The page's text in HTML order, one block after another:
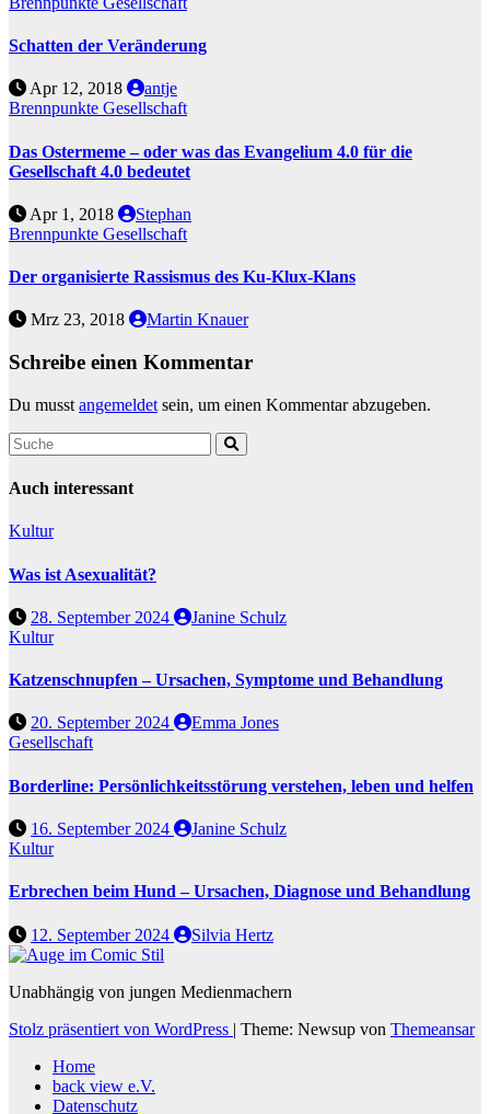
Schatten der Veränderung
Apr 12, 2018
antje
Brennpunkte Gesellschaft
Das Ostermeme – oder was das Evangelium 4.0 für die
Gesellschaft 4.0 bedeutet
Apr 1, 2018
Stephan
Brennpunkte Gesellschaft
Der organisierte Rassismus des Ku-Klux-Klans
Mrz 23, 2018 Martin Knauer
Schreibe einen Kommentar
Du musst angemeldet sein, um einen Kommentar abzugeben.
Auch interessant
Kultur
Was ist Asexualität?
28. September 2024
Janine Schulz
Kultur
Katzenschnupfen – Ursachen, Symptome und Behandlung
20. September 2024
Emma Jones
Gesellschaft
Borderline: Persönlichkeitsstörung verstehen, leben und helfen
16. September 2024
Janine Schulz
Kultur
Erbrechen beim Hund – Ursachen, Diagnose und Behandlung
12. September 2024 Silvia Hertz
Unabhängig von jungen Medienmachern
Stolz präsentiert von WordPress | Theme: Newsup von Themeansar
Home
back view e.V.
Datenschutz